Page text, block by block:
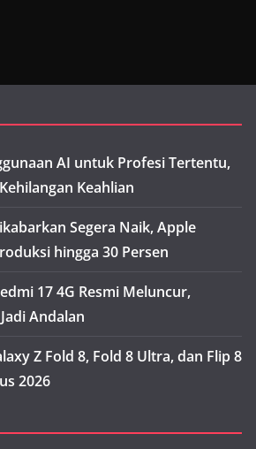
AI untuk Profesi Tertentu,
Keahlian
Segera Naik, Apple
hingga 30 Persen
17 4G Resmi Meluncur,
Andalan
Z Fold 8, Fold 8 Ultra, dan Flip 8
2026